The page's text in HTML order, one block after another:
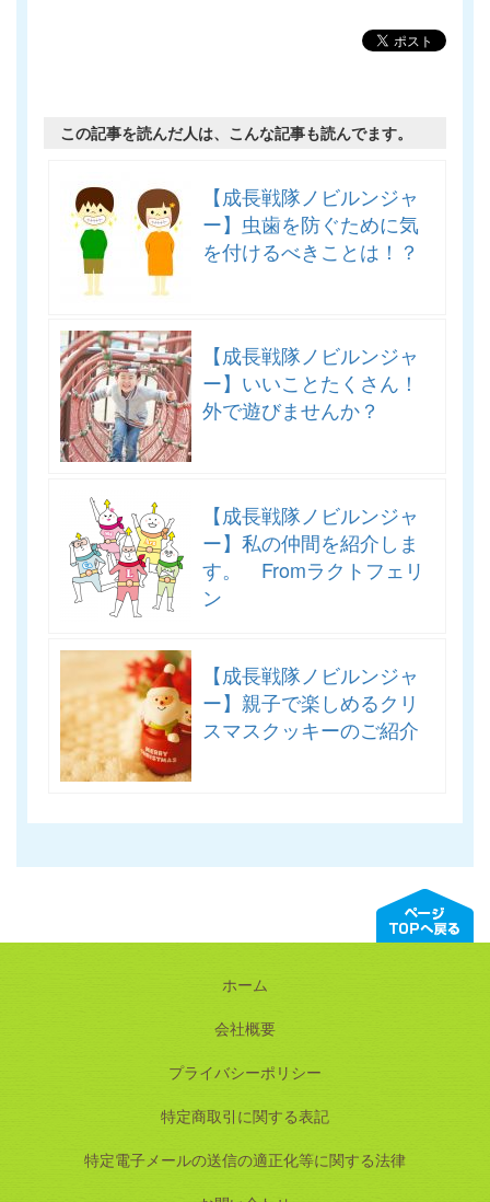
この記事を読んだ人は、こんな記事も読んでます。
【成長戦隊ノビルンジャ
ー】虫歯を防ぐために気
を付けるべきことは！？
【成長戦隊ノビルンジャ
ー】いいことたくさん！
外で遊びませんか？
【成長戦隊ノビルンジャ
ー】私の仲間を紹介しま
す。 Fromラクトフェリ
ン
【成長戦隊ノビルンジャ
ー】親子で楽しめるクリ
スマスクッキーのご紹介
ホーム
会社概要
プライバシーポリシー
特定商取引に関する表記
特定電子メールの送信の適正化等に関する法律